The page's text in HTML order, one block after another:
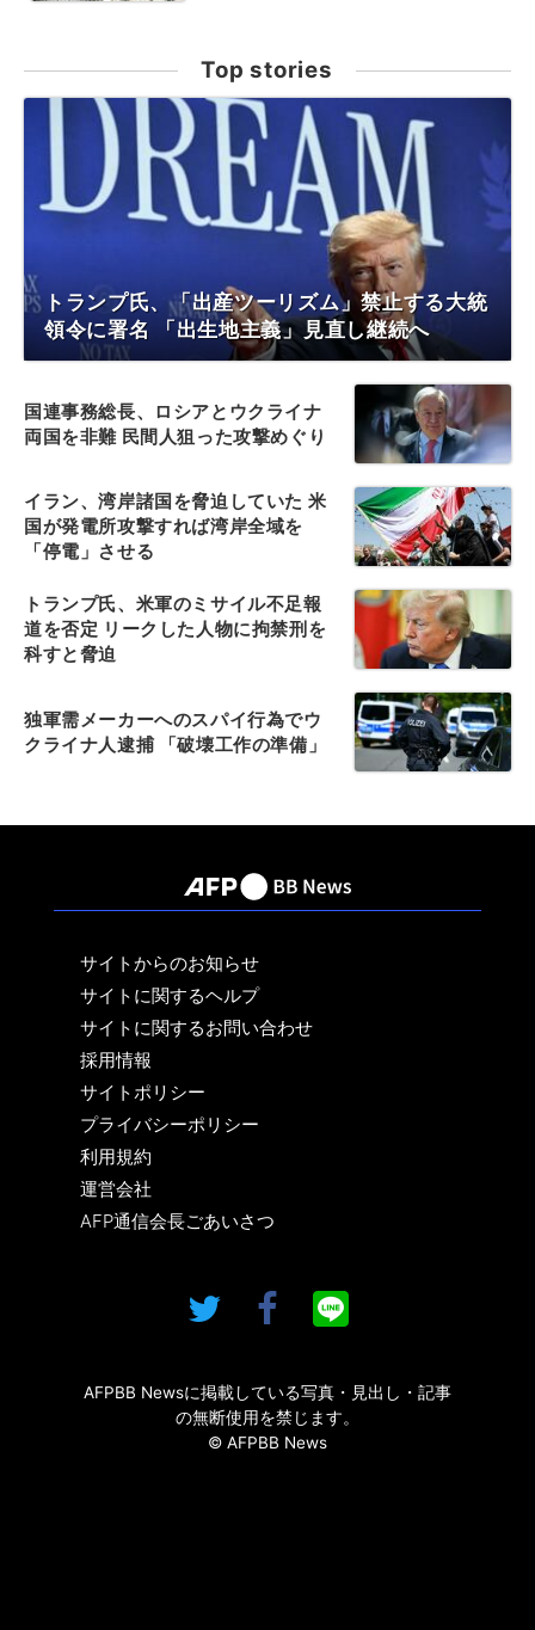
Top stories
トランプ氏、「出産ツーリズム」禁止する大統
領令に署名 「出生地主義」見直し継続へ
国連事務総長、ロシアとウクライナ
両国を非難 民間人狙った攻撃めぐり
イラン、湾岸諸国を脅迫していた 米
国が発電所攻撃すれば湾岸全域を
「停電」させる
トランプ氏、米軍のミサイル不足報
道を否定 リークした人物に拘禁刑を
科すと脅迫
独軍需メーカーへのスパイ行為でウ
クライナ人逮捕 「破壊工作の準備」
サイトからのお知らせ
サイトに関するヘルプ
サイトに関するお問い合わせ
採用情報
サイトポリシー
プライバシーポリシー
利用規約
運営会社
AFP通信会長ごあいさつ
AFPBB Newsに掲載している写真・見出し・記事
の無断使用を禁じます。
© AFPBB News